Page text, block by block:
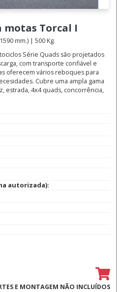
motas Torcal I
mm.) | 500 Kg.
Série Quads são projetados
com transporte confiável e
oferecem vários reboques para
Cubre uma ampla gama
estrada, 4x4 quads, concorrência,
autorizada):
E MONTAGEM NÃO INCLUÍDOS